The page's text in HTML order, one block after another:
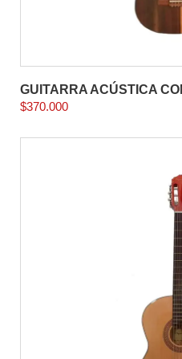
GUITARRA ACÚSTICA
$370.000